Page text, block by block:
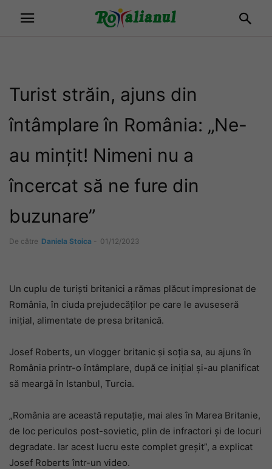
Turist străin, ajuns din
întâmplare în România: „Ne-
au mințit! Nimeni nu a
încercat să ne fure din
buzunare”
De către Daniela Stoica - 01/12/2023
Un cuplu de turiști britanici a rămas plăcut impresionat de
România, în ciuda prejudecăților pe care le avuseseră
inițial, alimentate de presa britanică.
Josef Roberts, un vlogger britanic și soția sa, au ajuns în
România printr-o întâmplare, după ce inițial și-au planificat
să meargă în Istanbul, Turcia.
„România are această reputație, mai ales în Marea Britanie,
de loc periculos post-sovietic, plin de infractori și de locuri
degradate. Iar acest lucru este complet greșit”, a explicat
Josef Roberts într-un video.